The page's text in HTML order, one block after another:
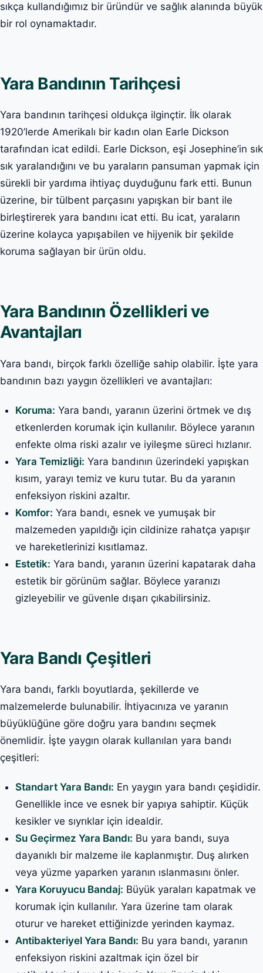
sıkça kullandığımız bir üründür ve sağlık alanında büyük
bir rol oynamaktadır.
Yara Bandının Tarihçesi
Yara bandının tarihçesi oldukça ilginçtir. İlk olarak
1920’lerde Amerikalı bir kadın olan Earle Dickson
tarafından icat edildi. Earle Dickson, eşi Josephine’in sık
sık yaralandığını ve bu yaraların pansuman yapmak için
sürekli bir yardıma ihtiyaç duyduğunu fark etti. Bunun
üzerine, bir tülbent parçasını yapışkan bir bant ile
birleştirerek yara bandını icat etti. Bu icat, yaraların
üzerine kolayca yapışabilen ve hijyenik bir şekilde
koruma sağlayan bir ürün oldu.
Yara Bandının Özellikleri ve
Avantajları
Yara bandı, birçok farklı özelliğe sahip olabilir. İşte yara
bandının bazı yaygın özellikleri ve avantajları:
Koruma: Yara bandı, yaranın üzerini örtmek ve dış
etkenlerden korumak için kullanılır. Böylece yaranın
enfekte olma riski azalır ve iyileşme süreci hızlanır.
Yara Temizliği: Yara bandının üzerindeki yapışkan
kısım, yarayı temiz ve kuru tutar. Bu da yaranın
enfeksiyon riskini azaltır.
Komfor: Yara bandı, esnek ve yumuşak bir
malzemeden yapıldığı için cildinize rahatça yapışır
ve hareketlerinizi kısıtlamaz.
Estetik: Yara bandı, yaranın üzerini kapatarak daha
estetik bir görünüm sağlar. Böylece yaranızı
gizleyebilir ve güvenle dışarı çıkabilirsiniz.
Yara Bandı Çeşitleri
Yara bandı, farklı boyutlarda, şekillerde ve
malzemelerde bulunabilir. İhtiyacınıza ve yaranın
büyüklüğüne göre doğru yara bandını seçmek
önemlidir. İşte yaygın olarak kullanılan yara bandı
çeşitleri:
Standart Yara Bandı: En yaygın yara bandı çeşididir.
Genellikle ince ve esnek bir yapıya sahiptir. Küçük
kesikler ve sıyrıklar için idealdir.
Su Geçirmez Yara Bandı: Bu yara bandı, suya
dayanıklı bir malzeme ile kaplanmıştır. Duş alırken
veya yüzme yaparken yaranın ıslanmasını önler.
Yara Koruyucu Bandaj: Büyük yaraları kapatmak ve
korumak için kullanılır. Yara üzerine tam olarak
oturur ve hareket ettiğinizde yerinden kaymaz.
Antibakteriyel Yara Bandı: Bu yara bandı, yaranın
enfeksiyon riskini azaltmak için özel bir